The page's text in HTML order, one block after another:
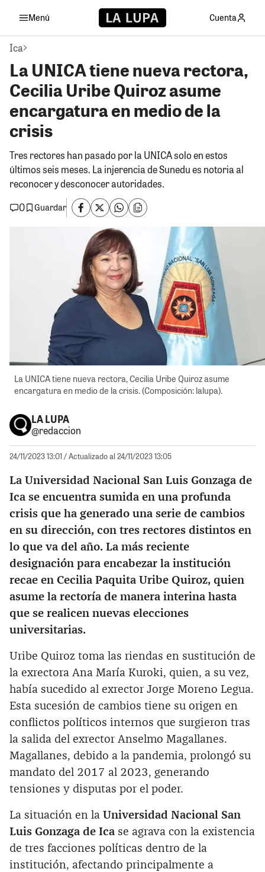
Menú Cuenta
Ica
La UNICA tiene nueva rectora,
Cecilia Uribe Quiroz asume
encargatura en medio de la
crisis
Tres rectores han pasado por la UNICA solo en estos
últimos seis meses. La injerencia de Sunedu es notoria al
reconocer y desconocer autoridades.
0
Guardar
La UNICA tiene nueva rectora, Cecilia Uribe Quiroz asume
encargatura en medio de la crisis. (Composición: lalupa).
LA LUPA
@redaccion
24/11/2023 13:01 / Actualizado al 24/11/2023 13:05
La Universidad Nacional San Luis Gonzaga de
Ica se encuentra sumida en una profunda
crisis que ha generado una serie de cambios
en su dirección, con tres rectores distintos en
lo que va del año. La más reciente
designación para encabezar la institución
recae en Cecilia Paquita Uribe Quiroz, quien
asume la rectoría de manera interina hasta
que se realicen nuevas elecciones
universitarias.
Uribe Quiroz toma las riendas en sustitución de
la exrectora Ana María Kuroki, quien, a su vez,
había sucedido al exrector Jorge Moreno Legua.
Esta sucesión de cambios tiene su origen en
conflictos políticos internos que surgieron tras
la salida del exrector Anselmo Magallanes.
Magallanes, debido a la pandemia, prolongó su
mandato del 2017 al 2023, generando
tensiones y disputas por el poder.
La situación en la Universidad Nacional San
Luis Gonzaga de Ica se agrava con la existencia
de tres facciones políticas dentro de la
institución, afectando principalmente a